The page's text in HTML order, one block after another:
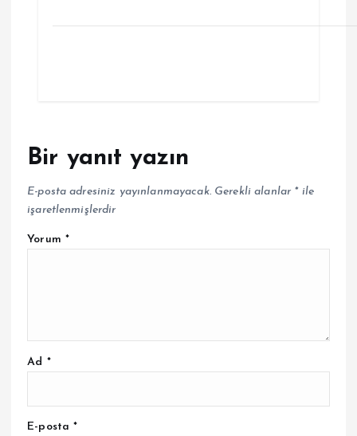
Bir yanıt yazın
E-posta adresiniz yayınlanmayacak. Gerekli alanlar *ile
işaretlenmişlerdir
Yorum *
Ad *
E-posta*